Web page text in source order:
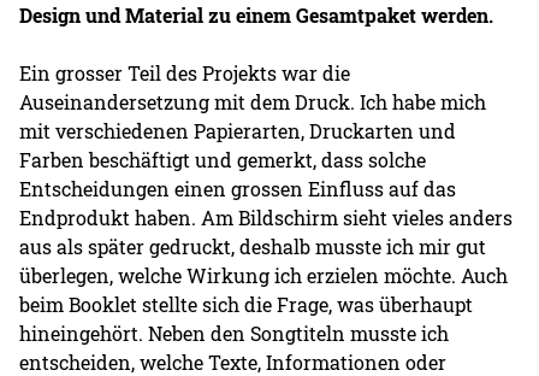
Design und Material zu einem Gesamtpaket werden.
Ein grosser Teil des Projekts war die
Auseinandersetzung mit dem Druck. Ich habe mich
mit verschiedenen Papierarten, Druckarten und
Farben beschäftigt und gemerkt, dass solche
Entscheidungen einen grossen Einfluss auf das
Endprodukt haben. Am Bildschirm sieht vieles anders
aus als später gedruckt, deshalb musste ich mir gut
überlegen, welche Wirkung ich erzielen möchte. Auch
beim Booklet stellte sich die Frage, was überhaupt
hineingehört. Neben den Songtiteln musste ich
entscheiden, welche Texte, Informationen oder